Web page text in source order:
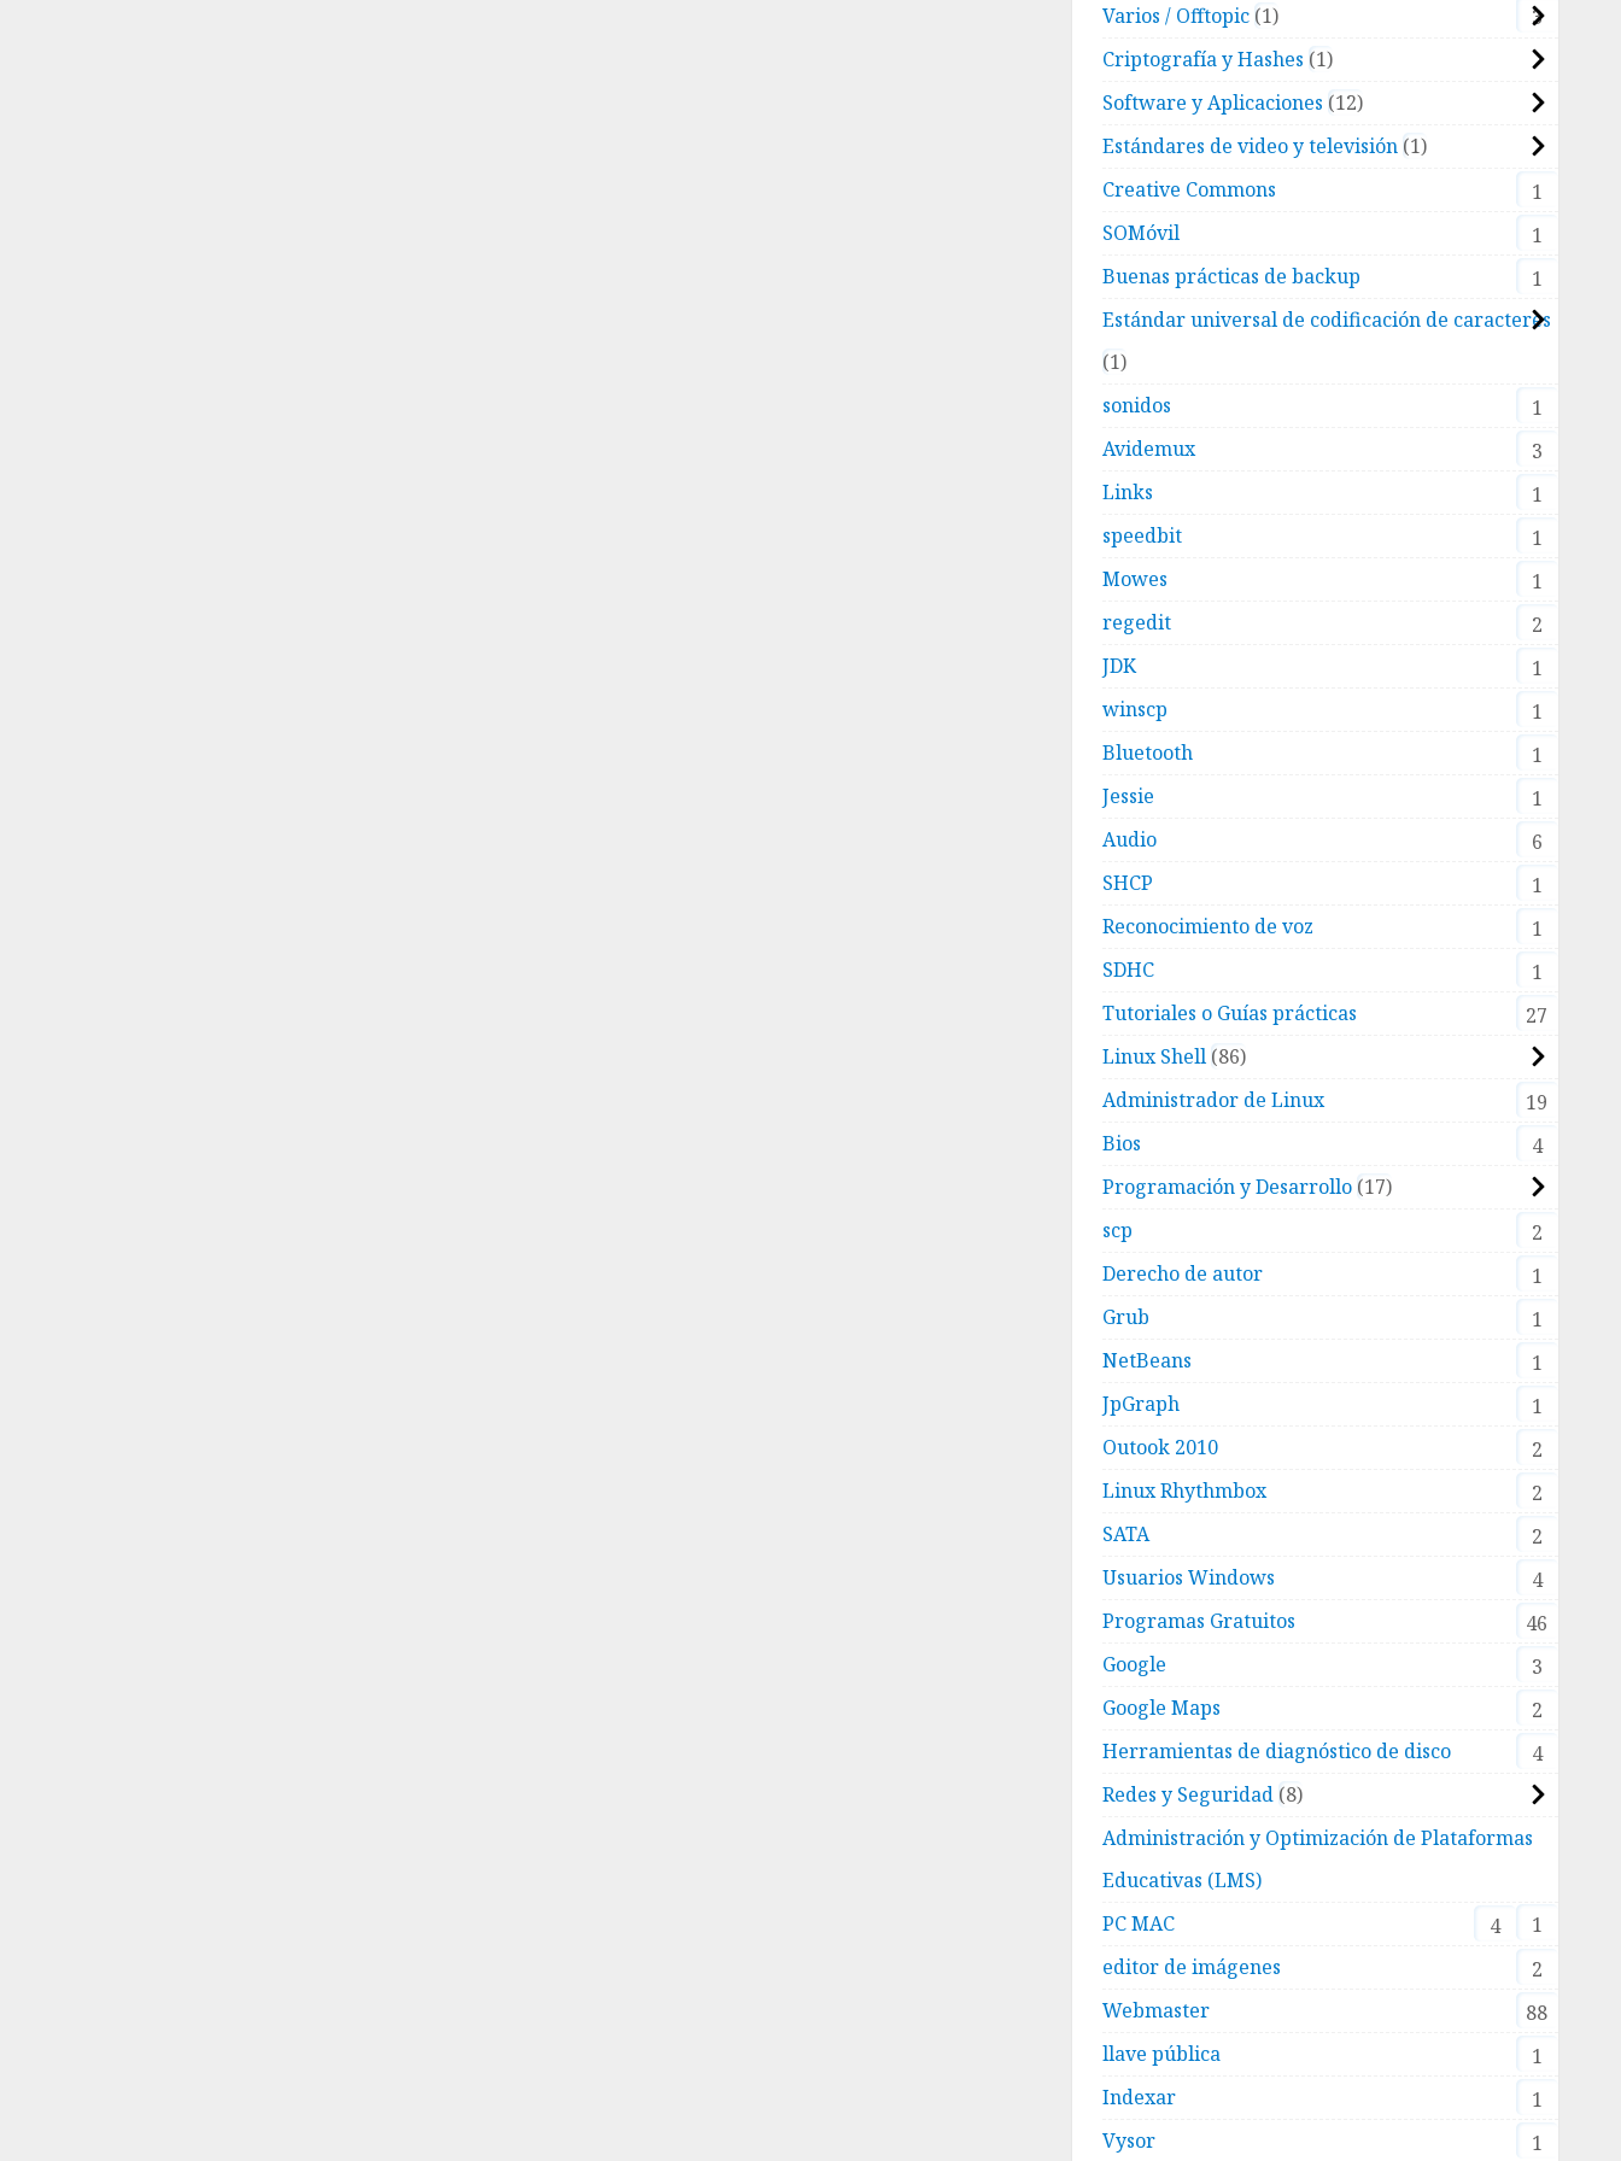
3
Varios / Offtopic 1
Criptografía y Hashes 1
Software y Aplicaciones 12
Estándares de video y televisión 1
Creative Commons
1
SOMóvil
1
Buenas prácticas de backup
1
Estándar universal de codificación de caracteres
1
sonidos
1
Avidemux
3
Links
1
speedbit
1
Mowes
1
regedit
2
JDK
1
winscp
1
Bluetooth
1
Jessie
1
Audio
6
SHCP
1
Reconocimiento de voz
1
SDHC
1
Tutoriales o Guías prácticas
27
Linux Shell 86
Administrador de Linux
19
Bios
4
Programación y Desarrollo 17
scp
2
Derecho de autor
1
Grub
1
NetBeans
1
JpGraph
1
Outook 2010
2
Linux Rhythmbox
2
SATA
2
Usuarios Windows
4
Programas Gratuitos
46
Google
3
Google Maps
2
Herramientas de diagnóstico de disco
4
Redes y Seguridad 8
Administración y Optimización de Plataformas
Educativas (LMS)
1
PC MAC
4
editor de imágenes
2
Webmaster
88
llave pública
1
Indexar
1
Vysor
1